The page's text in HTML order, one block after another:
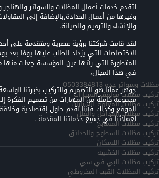
لتقدم خدمات أعمال المظلات والسواتر
وغيرها من أعمال الحدادة,بالإضافة إلى
والإنشاء والترميم والصيانة.
لقد قامت شركتنا برؤية عصرية ومتقدمة على
الاختصاصات التي يزداد الطلب عليها يومًا بعد
المتطورة التي رأتها عين المؤسسة جعلت
في هذا المجال،
جوهر عملنا هو التصميم والتركيب بخبرتنا
مجموعة كاملة من المهارات من تصميم الفكرة
الموقع وكذلك فأننا نقدم حلول إقتصادية
لعملائنا في جميع خدماتنا المقدمة .
مظلات وسواتر جده 0503384813
تركيب مظلات مواقف السيارات
تركيب مظلات المعلقه للسيارات
تركيب مظلات المداخل والفلل
تركيب مظلات المسابح
تركيب مظلات السطوح والحدائق
تركيب مظلات اللسكان
تركيب مظلات الخشبيه
تركيب مظلات البي في سي
تركيب المظلات القبب المخروطي